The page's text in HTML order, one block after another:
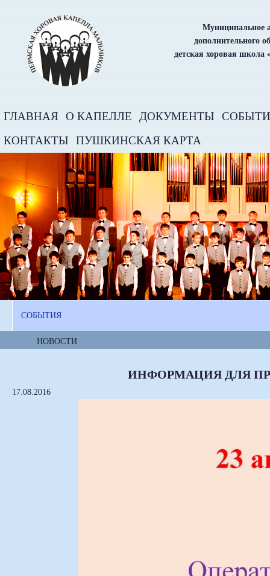
Муниципальное
дополнительного
детская хоровая школа
ГЛАВНАЯ О КАПЕЛЛЕ ДОКУМЕНТЫ
КОНТАКТЫ
ПУШКИНСКАЯ КАРТА
СОБЫТИЯ
НОВОСТИ
ИНФОРМАЦИЯ ДЛЯ
17.08.2016